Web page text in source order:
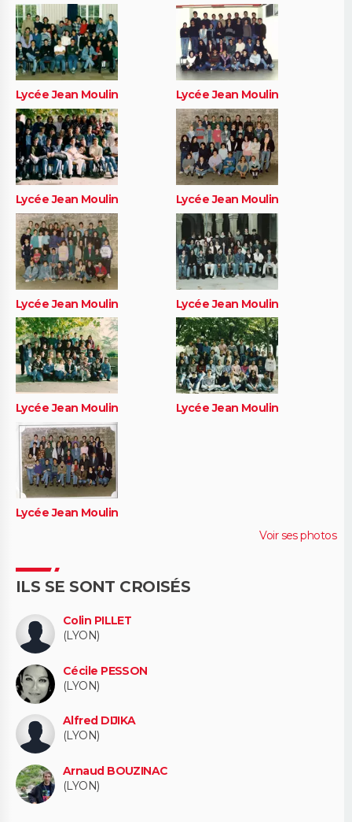
Lycée Jean Moulin Lycée Jean Moulin
Lycée Jean Moulin Lycée Jean Moulin
Lycée Jean Moulin Lycée Jean Moulin
Lycée Jean Moulin Lycée Jean Moulin
Lycée Jean Moulin
Voir ses photos
ILS SE SONT CROISÉS
Colin PILLET
(LYON)
Cécile PESSON
(LYON)
Alfred DIJIKA
(LYON)
Arnaud BOUZINAC
(LYON)